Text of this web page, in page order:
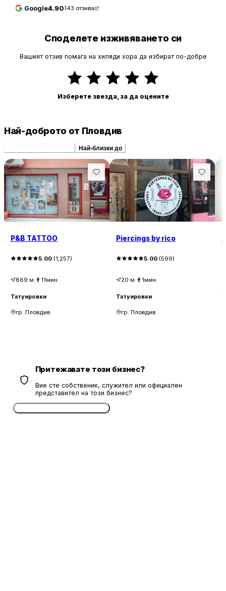
Google4.90143 отзива
Споделете изживяването си
Вашият отзив помага на хиляди хора да избират по-добре
Изберете звезда, за да оцените
Най-доброто от Пловдив
Най-близки до
P&B TATTOO
5.00 (1,257)
869 м· 11мин.
Татуировки
гр. Пловдив
Piercings by rico
5.00 (599)
20 м· 1мин.
Татуировки
гр. Пловдив
Притежавате този бизнес?
Вие сте собственик, служител или официален
представител на този бизнес?